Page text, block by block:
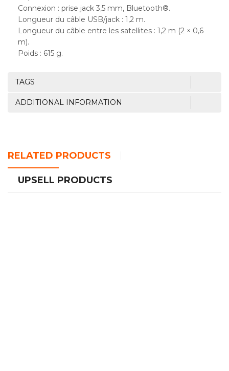
Connexion : prise jack 3,5 mm, Bluetooth®.
Longueur du câble USB/jack : 1,2 m.
Longueur du câble entre les satellites : 1,2 m (2 × 0,6
m).
Poids : 615 g.
TAGS
ADDITIONAL INFORMATION
RELATED PRODUCTS
UPSELL PRODUCTS